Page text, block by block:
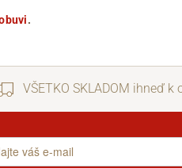
.
VŠETKO SKLADOM ihneď k